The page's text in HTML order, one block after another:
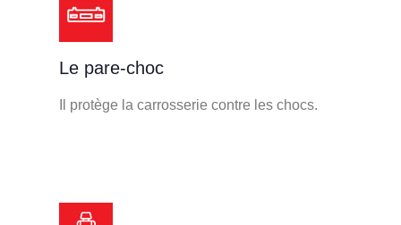
Le pare-choc
Il protège la carrosserie contre les chocs.